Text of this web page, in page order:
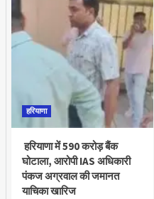
हरियाणा
हरियाणा में 590 करोड़ बैंक
घोटाला, आरोपी IAS अधिकारी
पंकज अग्रवाल की जमानत
याचिका खारिज